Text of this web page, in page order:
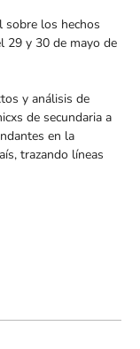
sobre los hechos
29 y 30 de mayo de
y análisis de
de secundaria a
en la
trazando líneas